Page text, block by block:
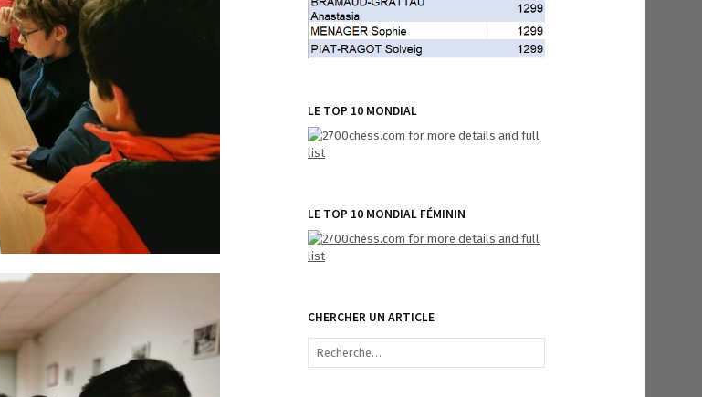
LE TOP 10 MONDIAL
LE TOP 10 MONDIAL FÉMININ
CHERCHER UN ARTICLE
R